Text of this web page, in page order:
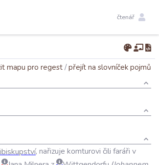
čtenář
mapu pro regest/přejít na slovníček pojmů
, nařizuje komturovi čili faráři v